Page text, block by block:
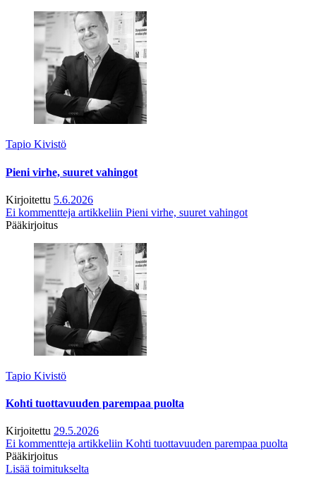
Tapio Kivistö
Pieni virhe, suuret vahingot
Kirjoitettu 5.6.2026
Ei kommentteja artikkeliin Pieni virhe, suuret vahingot
Pääkirjoitus
Tapio Kivistö
Kohti tuottavuuden parempaa puolta
Kirjoitettu 29.5.2026
Ei kommentteja artikkeliin Kohti tuottavuuden parempaa puolta
Pääkirjoitus
Lisää toimitukselta